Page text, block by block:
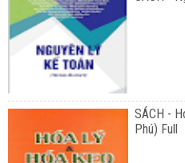
SÁCH -
Phú) Full